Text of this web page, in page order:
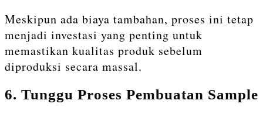
Meskipun ada biaya tambahan, proses ini tetap
menjadi investasi yang penting untuk
memastikan kualitas produk sebelum
diproduksi secara massal.
6. Tunggu Proses Pembuatan Sample